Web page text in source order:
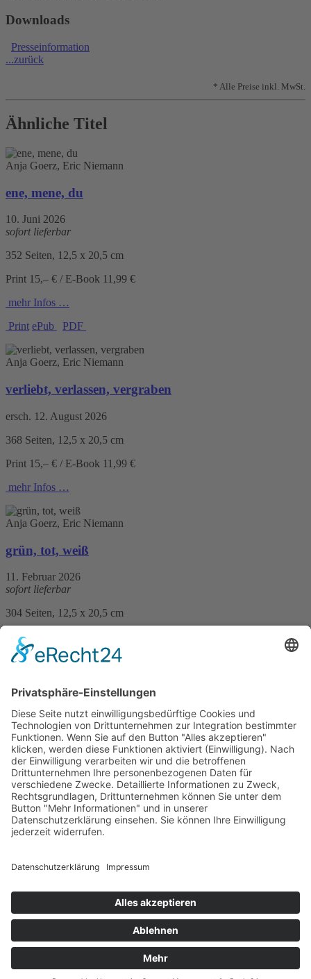
Downloads
Presseinformation
...zurück
* Alle Preise inkl. MwSt.
Ähnliche Titel
Anja Goerz, Eric Niemann
ene, mene, du
10. Juni 2026
sofort lieferbar
352 Seiten, 12,5 x 20,5 cm
Print 15,– € / E-Book 11,99 €
mehr Infos …
Print ePub PDF
Anja Goerz, Eric Niemann
verliebt, verlassen, vergraben
ersch. 12. August 2026
368 Seiten, 12,5 x 20,5 cm
Print 15,– € / E-Book 11,99 €
mehr Infos …
Anja Goerz, Eric Niemann
grün, tot, weiß
11. Februar 2026
sofort lieferbar
304 Seiten, 12,5 x 20,5 cm
Print 15,– € / E-Book 11,99 €
mehr Infos …
Sandra Dünschede
Friesenrausch
12. Februar 2025
sofort lieferbar
288 Seiten, 13,5 x 21 cm
Print 16,– € / E-Book 11,99 €
AGB
Sitemap